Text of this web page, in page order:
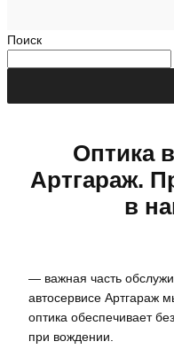
Поиск
Оптика
Артгараж.
в
— важная часть
автосервисе Артгараж
оптика обеспечивает
при вождении.